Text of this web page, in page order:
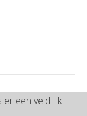
er een veld. Ik